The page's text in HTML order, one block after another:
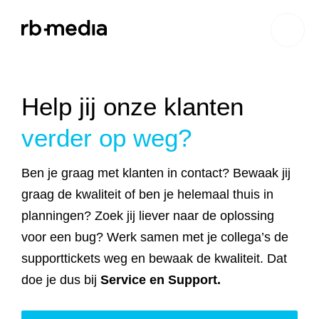
Website ontwikkeling
Website ontwikkeling
Website laten maken
Werken bij website
Webdesign bureau
Webshop ontwikkeling
Shopify webshop
ontwikkeling
Webshop laten maken
Zoho webshop
Recruitment websites
Carerix website
Bullhorn website
Vastgoed websites
Realworks website
Branding & Strategie
Branding
Merkverhaal
Doelgroep analyse
Strategie
Online marketing
strategie
Content strategie
Online marketing
Online marketing
Online marketing
SEO
SEO onderzoek
Advertising
Data & inzicht
Website inzicht
Nulmeting website
Onderzoeken
Over ons
Help jij onze klanten
verder op weg?
Ben je graag met klanten in contact? Bewaak jij
graag de kwaliteit of ben je helemaal thuis in
planningen? Zoek jij liever naar de oplossing
voor een bug? Werk samen met je collega’s de
supporttickets weg en bewaak de kwaliteit. Dat
doe je dus bij Service en Support.